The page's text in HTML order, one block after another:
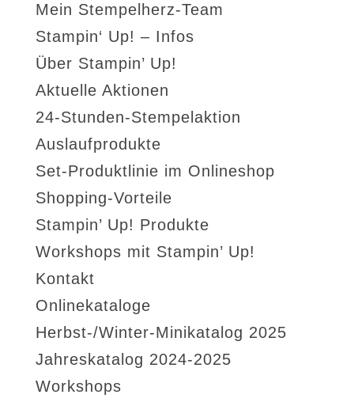
Mein Stempelherz-Team
Stampin‘ Up! – Infos
Über Stampin’ Up!
Aktuelle Aktionen
24-Stunden-Stempelaktion
Auslaufprodukte
Set-Produktlinie im Onlineshop
Shopping-Vorteile
Stampin’ Up! Produkte
Workshops mit Stampin’ Up!
Kontakt
Onlinekataloge
Herbst-/Winter-Minikatalog 2025
Jahreskatalog 2024-2025
Workshops